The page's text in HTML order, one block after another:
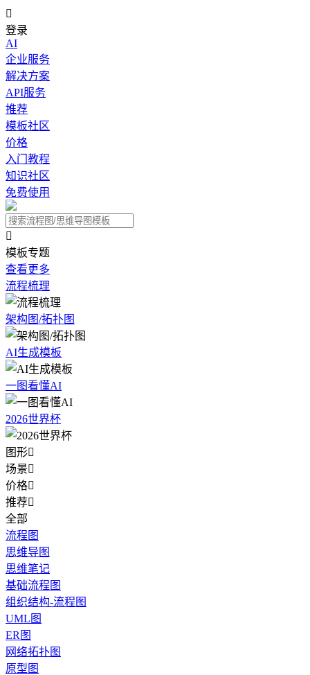

登录
AI
企业服务
解决方案
API服务
推荐
模板社区
价格
入门教程
知识社区
免费使用

模板专题
查看更多
流程梳理
架构图/拓扑图
AI生成模板
一图看懂AI
2026世界杯
图形
场景
价格
推荐
全部
流程图
思维导图
思维笔记
基础流程图
组织结构-流程图
UML图
ER图
网络拓扑图
原型图